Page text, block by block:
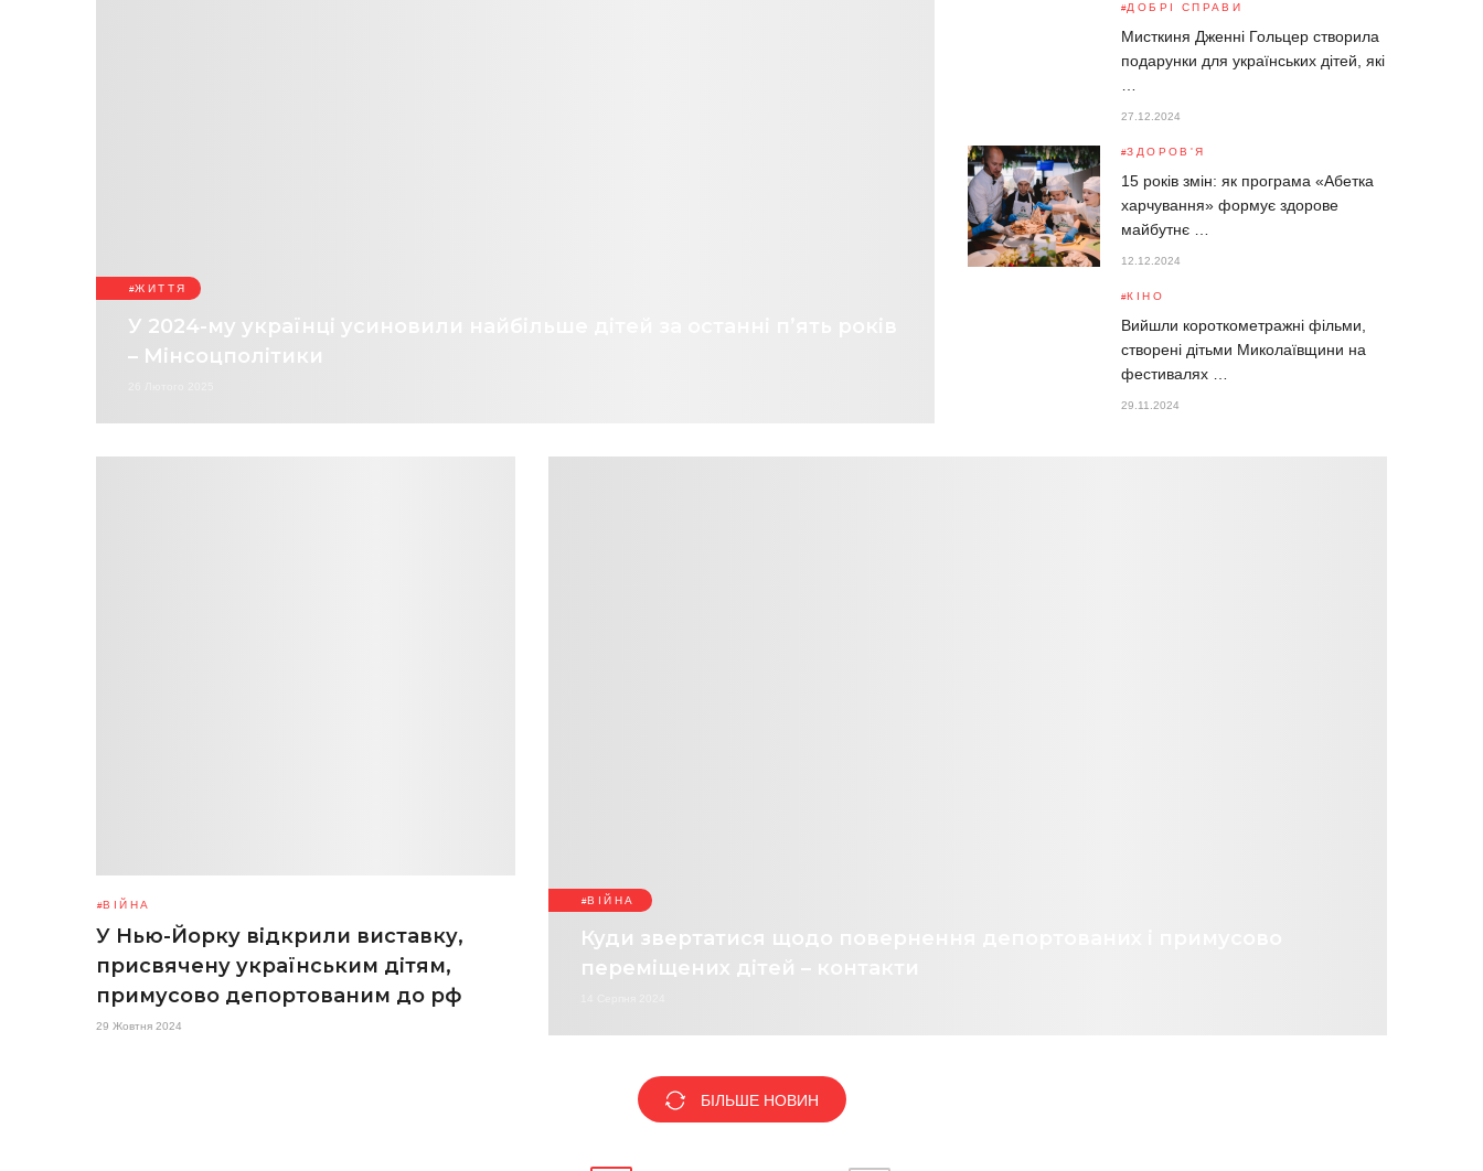
ЖИТТЯ
У 2024-му українці усиновили найбільше дітей за останні п’ять років
– Мінсоцполітики
ДОБРІ СПРАВИ
Мисткиня Дженні Гольцер створила
подарунки для українських дітей, які
27.12.2024
ЗДОРОВ'Я
15 років змін: як програма «Абетка
харчування» формує здорове
майбутнє …
12.12.2024
КІНО
Вийшли короткометражні фільми,
створені дітьми Миколаївщини на
фестивалях …
29.11.2024
ВІЙНА
У Нью-Йорку відкрили виставку,
присвячену українським дітям,
примусово депортованим до рф
29 Жовтня 2024
ВІЙНА
Куди звертатися щодо повернення депортованих і примусово
переміщених дітей – контакти
БІЛЬШЕ НОВИН